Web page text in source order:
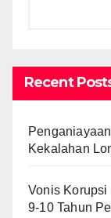
Recent
Kekalahan
Vonis
9-10 Tahun